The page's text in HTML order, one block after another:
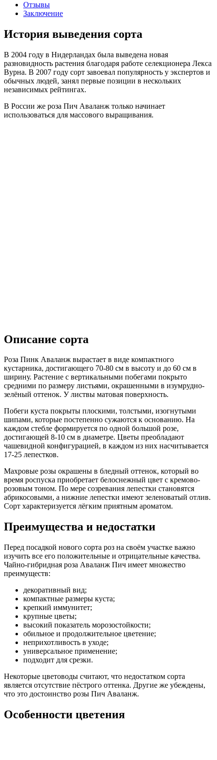
Отзывы
Заключение
История выведения сорта
В 2004 году в Нидерландах была выведена новая
разновидность растения благодаря работе селекционера Лекса
Вурна. В 2007 году сорт завоевал популярность у экспертов и
обычных людей, занял первые позиции в нескольких
независимых рейтингах.
В России же роза Пич Аваланж только начинает
использоваться для массового выращивания.
Описание сорта
Роза Пинк Аваланж вырастает в виде компактного
кустарника, достигающего 70-80 см в высоту и до 60 см в
ширину. Растение с вертикальными побегами покрыто
средними по размеру листьями, окрашенными в изумрудно-
зелёный оттенок. У листвы матовая поверхность.
Побеги куста покрыты плоскими, толстыми, изогнутыми
шипами, которые постепенно сужаются к основанию. На
каждом стебле формируется по одной большой розе,
достигающей 8-10 см в диаметре. Цветы преобладают
чашевидной конфигурацией, в каждом из них насчитывается
17-25 лепестков.
Махровые розы окрашены в бледный оттенок, который во
время роспуска приобретает белоснежный цвет с кремово-
розовым тоном. По мере созревания лепестки становятся
абрикосовыми, а нижние лепестки имеют зеленоватый отлив.
Сорт характеризуется лёгким приятным ароматом.
Преимущества и недостатки
Перед посадкой нового сорта роз на своём участке важно
изучить все его положительные и отрицательные качества.
Чайно-гибридная роза Аваланж Пич имеет множество
преимуществ:
декоративный вид;
компактные размеры куста;
крепкий иммунитет;
крупные цветы;
высокий показатель морозостойкости;
обильное и продолжительное цветение;
неприхотливость в уходе;
универсальное применение;
подходит для срезки.
Некоторые цветоводы считают, что недостатком сорта
является отсутствие пёстрого оттенка. Другие же убеждены,
что это достоинство розы Пич Аваланж.
Особенности цветения